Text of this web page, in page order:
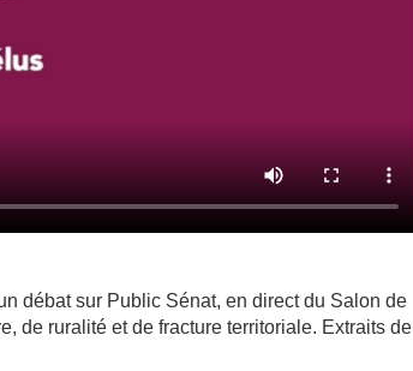
débat sur Public Sénat, en direct du Salon de
de ruralité et de fracture territoriale. Extraits de